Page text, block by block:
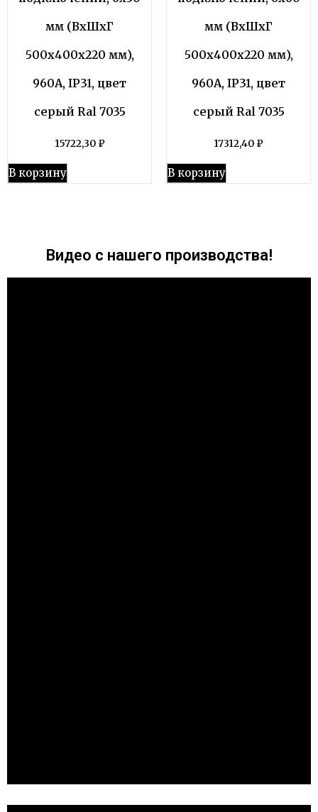
мм (ВхШхГ
500х400х220 мм),
960А, IP31, цвет
серый Ral 7035
15722,30 ₽
В корзину
мм (ВхШхГ
500х400х220 мм),
960А, IP31, цвет
серый Ral 7035
17312,40 ₽
В корзину
Видео с нашего производства!